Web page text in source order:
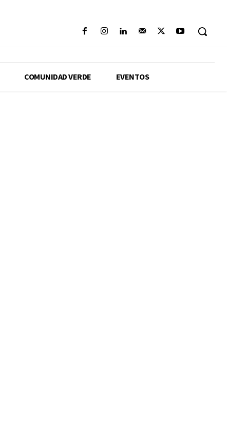
COMUNIDAD VERDE EVENTOS